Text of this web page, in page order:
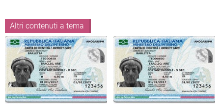
Altri contenuti a tema